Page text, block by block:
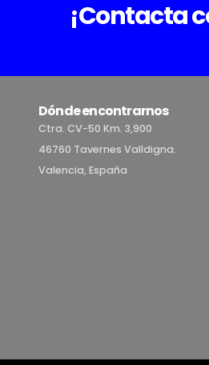
¡Contacta
Dónde encontrarnos
Ctra. CV-50 Km. 3,900
46760 Tavernes Valldigna.
Valencia, España